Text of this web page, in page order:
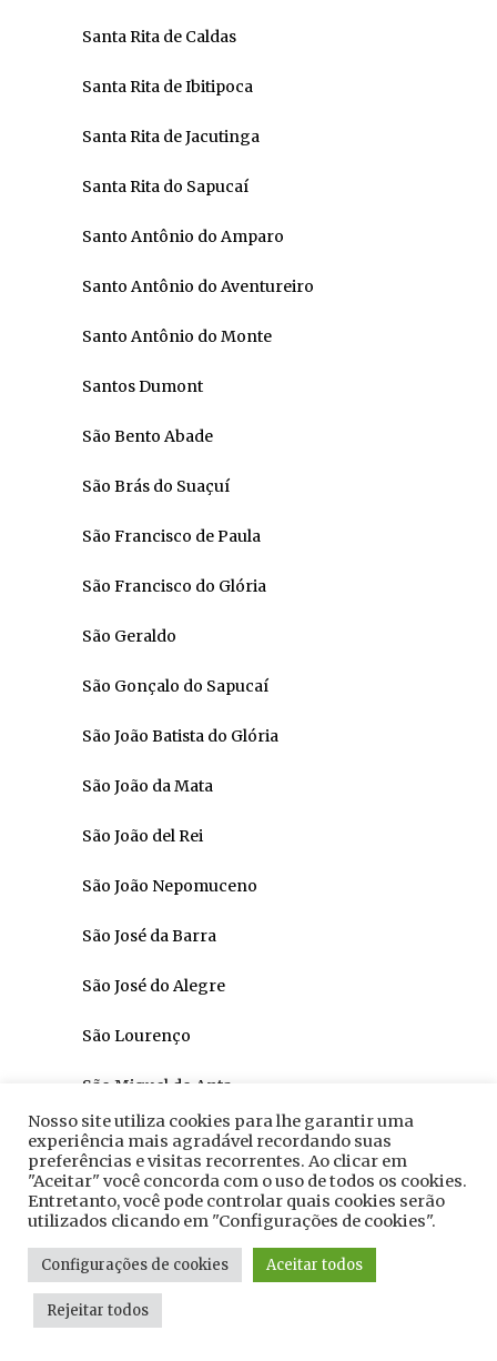
Santa Rita de Caldas
Santa Rita de Ibitipoca
Santa Rita de Jacutinga
Santa Rita do Sapucaí
Santo Antônio do Amparo
Santo Antônio do Aventureiro
Santo Antônio do Monte
Santos Dumont
São Bento Abade
São Brás do Suaçuí
São Francisco de Paula
São Francisco do Glória
São Geraldo
São Gonçalo do Sapucaí
São João Batista do Glória
São João da Mata
São João del Rei
São João Nepomuceno
São José da Barra
São José do Alegre
São Lourenço
São Miguel do Anta
São Pedro da União
São Roque de Minas
São Sebastião da Bela Vista
São Sebastião da Vargem Alegre
Nosso site utiliza cookies para lhe garantir uma
experiência mais agradável recordando suas
preferências e visitas recorrentes. Ao clicar em
"Aceitar" você concorda com o uso de todos os cookies.
Entretanto, você pode controlar quais cookies serão
utilizados clicando em "Configurações de cookies".
Configurações de cookies Aceitar todos
Rejeitar todos